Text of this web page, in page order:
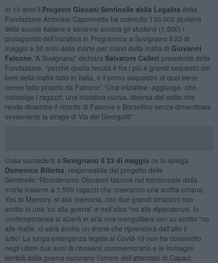
In 10 anni il Progetto Giovani Sentinelle della Legalità della
Fondazione Antonino Caponnetto ha coinvolto 130.000 studenti
delle scuole italiane e saranno ancora gli studenti (1.500) i
protagonisti dell’iniziativa in Programma a Suvignano il 23 di
maggio a 30 anni dalla morte per mano della mafia di Giovanni
Falcone .“A Suvignano” dichiara Salvatore Calleri presidente della
Fondazione, “perché quella tenuta è fra i più è grandi sequestri dei
beni della mafia fatto in Italia, e il primo sequestro di quel bene
venne fatto proprio da Falcone”.“Una iniziativa -aggiunge- che
coinvolge i ragazzi, una iniziativa nuova, diversa dal solito che
rende dinamico il ricordo di Falcone e Borsellino senza dimenticare
ovviamente la strage di Via dei Georgofili”
Cosa succederà a Suvignano il 23 di maggio ce lo spiega
Domenico Billotta , responsabile del progetto delle
Sentinelle:“Ricorderemo Giovanni falcone nel trentennale della
morte insieme a 1.500 ragazzi che creeranno una scritta umana,
Yes to Memory, si alla memoria, con due grandi striscioni con
scritto in una ‘no alla guerra” e nell’altro “no alle dipendenze. In
contemporanea si alzerà in aria una mongolfiera con su scritto “no
alle mafie, ci sarà anche un drone che riprenderà dall’alto il
tutto”.La lunga emergenza legata al Covid-19 non ha consentito
negli ultimi due anni di ritrovarsi commemorarlo e le immagini
terribili della guerra oscurano l’orrore dell’attentato di Capaci.